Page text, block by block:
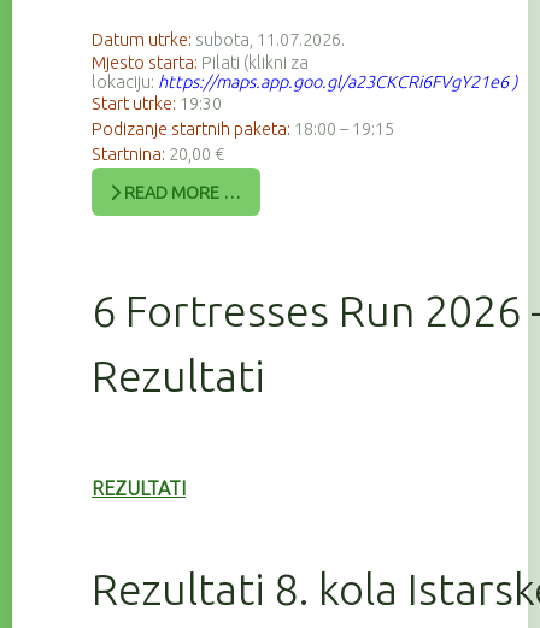
Datum utrke: subota, 11.07.2026.
Mjesto starta: Pilati (klikni za
lokaciju: https://maps.app.goo.gl/a23CKCRi6FVgY21e6)
Start utrke: 19:30
Podizanje startnih paketa: 18:00 – 19:15
Startnina: 20,00 €
READ MORE …
6 Fortresses Run 2026
Rezultati
REZULTATI
Rezultati 8. kola